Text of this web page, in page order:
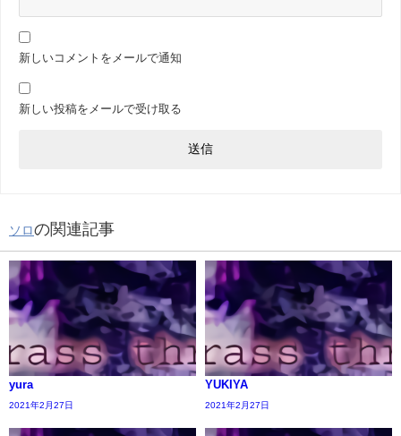
新しいコメントをメールで通知
新しい投稿をメールで受け取る
ソロの関連記事
yura
2021年2月27日
YUKIYA
2021年2月27日